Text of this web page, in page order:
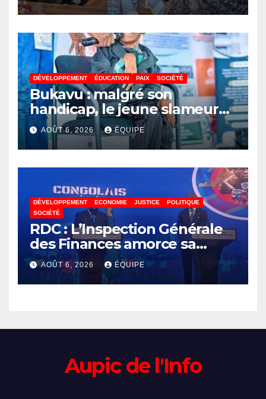
réunies pour parler paix
DÉVELOPPEMENT ÉDUCATION PAIX SOCIÉTÉ
Bukavu : malgré son
handicap, le jeune slameur
Akonkwa Kenyata Bernard
lance un appel à la solidarité
pour poursuivre ses études
AOÛT 6, 2026 ÉQUIPE
DÉVELOPPEMENT ECONOMIE JUSTICE
POLITIQUE
SOCIÉTÉ
RDC : L’Inspection Générale
des Finances amorce sa
révolution numérique pour
un contrôle permanent des
finances publiques
AOÛT 6, 2026 ÉQUIPE
Aupic de l'Info